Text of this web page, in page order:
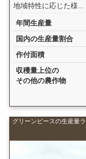
地域特性に応じた様...
年間生産量
国内の生産量割合
作付面積
収穫量上位の
その他の農作物
グリーンピースの生産量